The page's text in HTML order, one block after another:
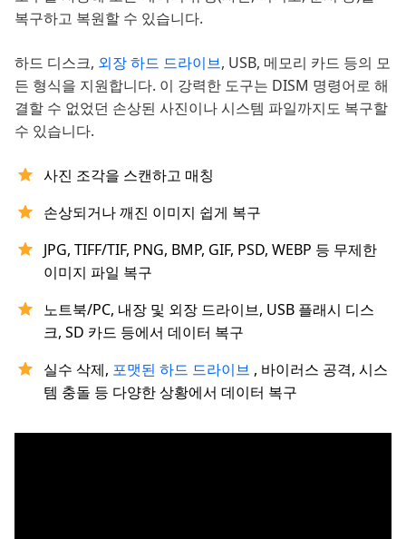
복구하고 복원할 수 있습니다.
하드 디스크, 외장 하드 드라이브, USB, 메모리 카드 등의 모
든 형식을 지원합니다. 이 강력한 도구는 DISM 명령어로 해
결할 수 없었던 손상된 사진이나 시스템 파일까지도 복구할
수 있습니다.
사진 조각을 스캔하고 매칭
손상되거나 깨진 이미지 쉽게 복구
JPG, TIFF/TIF, PNG, BMP, GIF, PSD, WEBP 등 무제한
이미지 파일 복구
노트북/PC, 내장 및 외장 드라이브, USB 플래시 디스
크, SD 카드 등에서 데이터 복구
실수 삭제, 포맷된 하드 드라이브 , 바이러스 공격, 시스
템 충돌 등 다양한 상황에서 데이터 복구